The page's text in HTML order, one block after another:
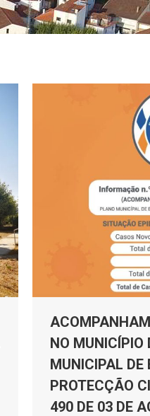
NO MUNICÍPIO
MUNICIPAL DE
PROTECÇÃO
490 DE 03 DE